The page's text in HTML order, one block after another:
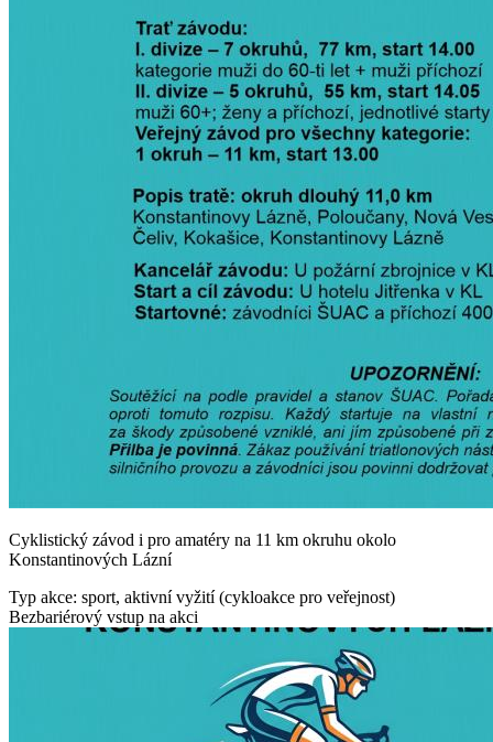
Cyklistický závod i pro amatéry na 11 km okruhu okolo
Konstantinových Lázní
Typ akce: sport, aktivní vyžití (cykloakce pro veřejnost)
Bezbariérový vstup na akci